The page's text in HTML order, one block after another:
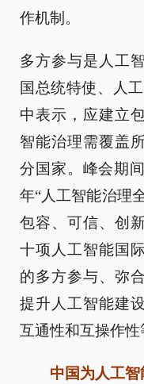
作机制。
多方参与是人工
国总统特使、人
中表示，应建立
智能治理需覆盖
分国家。峰会期
年“人工智能治理
包容、可信、创
十项人工智能国
的多方参与、弥
提升人工智能建
互通性和互操作性
中国为人工智